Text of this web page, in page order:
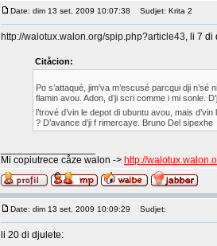
Date: dim 13 set, 2009 10:07:38 Sudjet: Krita 2
http://walotux.walon.org/spip.php?article43, li 7 di
Citåcion:
Po s’attaqué, jim’va m’escusé parcqui dji
flamin avou. Adon, d’ji scri comme i mi sonle.
l’trové d’vin le depot di ubuntu avou, mais
? D’avance d’ji f rimercaye. Bruno Del sipexhe
Mi copiutrece cåze walon -> http://
Date: dim 13 set, 2009 10:09:29 Sudjet:
li 20 di djulete: